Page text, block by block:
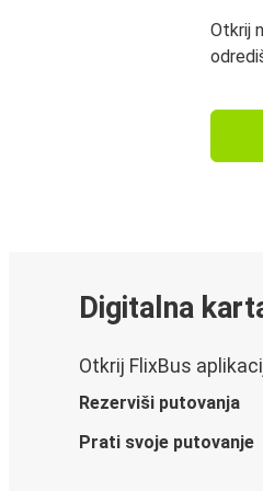
Otkrij
Digitalna
Otkrij FlixBus
Rezerviši putovanja
Prati svoje putovanje